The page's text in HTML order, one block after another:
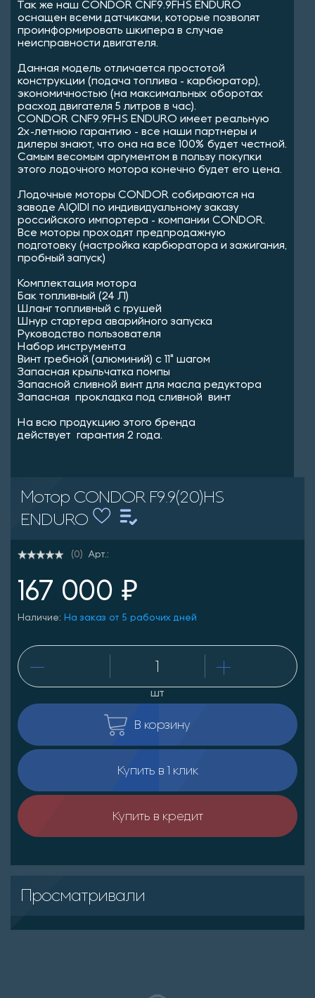
Так же наш CONDOR CNF9.9FHS ENDURO
оснащен всеми датчиками, которые позволят
проинформировать шкипера в случае
неисправности двигателя.
Данная модель отличается простотой
конструкции (подача топлива - карбюратор),
экономичностью (на максимальных оборотах
расход двигателя 5 литров в час).
CONDOR CNF9.9FHS ENDURO имеет реальную
2х-летнюю гарантию - все наши партнеры и
дилеры знают, что она на все 100% будет честной.
Самым весомым аргументом в пользу покупки
этого лодочного мотора конечно будет его цена.
Лодочные моторы CONDOR собираются на
заводе AIQIDI по индивидуальному заказу
российского импортера - компании CONDOR.
Все моторы проходят предпродажную
подготовку (настройка карбюратора и зажигания,
пробный запуск)
Комплектация мотора
Бак топливный (24 Л)
Шланг топливный с грушей
Шнур стартера аварийного запуска
Руководство пользователя
Набор инструмента
Винт гребной (алюминий) с 11" шагом
Запасная крыльчатка помпы
Запасной сливной винт для масла редуктора
Запасная прокладка под сливной винт
На всю продукцию этого бренда
действует гарантия 2 года.
Мотор CONDOR F9.9(20)HS
ENDURO
(0) Арт.:
167 000 ₽
Наличие: На заказ от 5 рабочих дней
шт
В корзину
Купить в 1 клик
Купить в кредит
Просматривали